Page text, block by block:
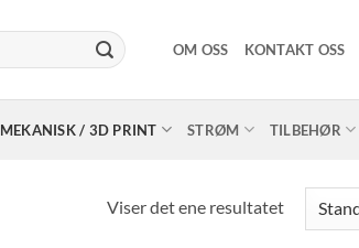
OM OSS KONTAKT OSS
MEKANISK / 3D PRINT STRØM TILBEHØR
Viser det ene resultatet